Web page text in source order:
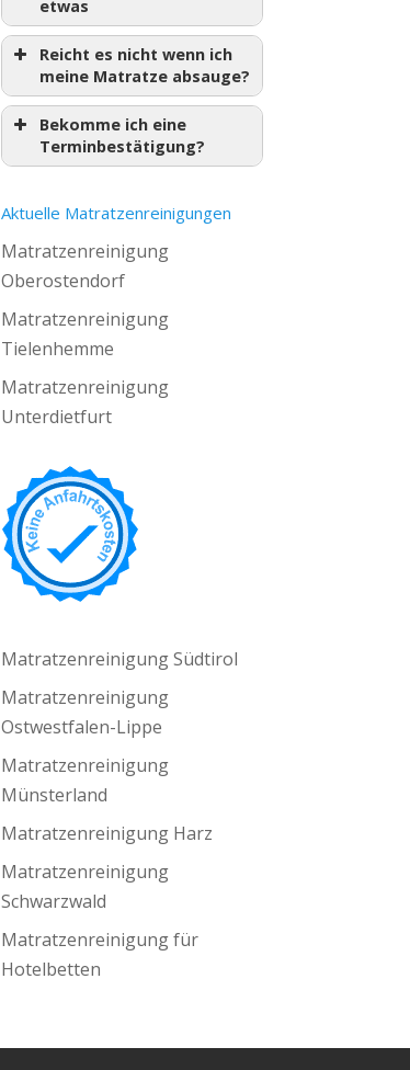
etwas
Reicht es nicht wenn ich
meine Matratze absauge?
Bekomme ich eine
Terminbestätigung?
Aktuelle Matratzenreinigungen
Matratzenreinigung
Oberostendorf
Matratzenreinigung
Tielenhemme
Matratzenreinigung
Unterdietfurt
Matratzenreinigung Südtirol
Matratzenreinigung
Ostwestfalen-Lippe
Matratzenreinigung
Münsterland
Matratzenreinigung Harz
Matratzenreinigung
Schwarzwald
Matratzenreinigung für
Hotelbetten